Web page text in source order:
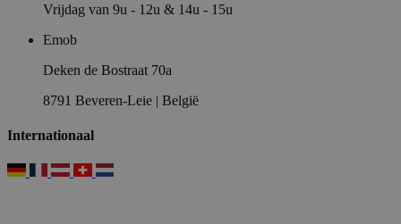
Vrijdag van 9u - 12u & 14u - 15u
Emob
Deken de Bostraat 70a
8791 Beveren-Leie | België
Internationaal